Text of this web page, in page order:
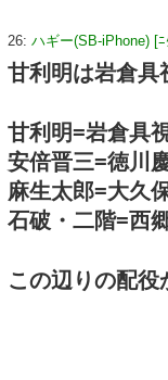
26: ハギー(SB-iPhone) [ﾆ
甘利明は岩倉具
甘利明=岩倉具
安倍晋三=徳川
麻生太郎=大久
石破・二階=西
この辺りの配役